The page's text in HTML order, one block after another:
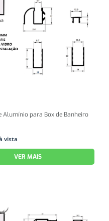
Alumínio para Box de Banheiro
vista
VER MAIS